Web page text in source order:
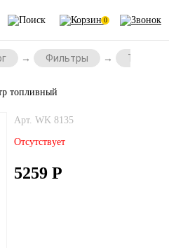
0
Фильтры
топливный
Арт. WK 8135
Отсутствует
5259 Р